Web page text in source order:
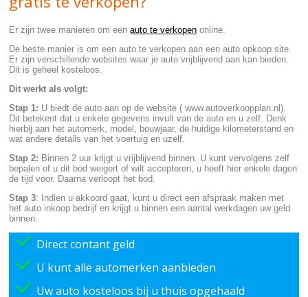
Er zijn twee manieren om eenauto te verkopen online.
De beste manier is om een auto te verkopen aan een auto opkoop site.
Er zijn verschillende websites waar je auto vrijblijvend aan kan bieden.
Dit is geheel kosteloos.
Dit werkt als volgt:
Stap 1: U biedt de auto aan op de website ( www.autoverkoopplan.nl).
Dit betekent dat u enkele gegevens invult van de auto en u zelf. Denk
hierbij aan het automerk, model, bouwjaar, de huidige kilometerstand en
wat andere details van het voertuig en uzelf.
Stap 2: Binnen 2 uur krijgt u vrijblijvend binnen. U kunt vervolgens zelf
bepalen of u dit bod weigert of wilt accepteren, u heeft hier enkele dagen
de tijd voor. Daarna verloopt het bod.
Stap 3: Indien u akkoord gaat, kunt u direct een afspraak maken met
het auto inkoop bedrijf en krijgt u binnen een aantal werkdagen uw geld
binnen.
Direct contant geld
U kunt alle automerken aanbieden
Uw auto kosteloos bij u thuis opgehaald